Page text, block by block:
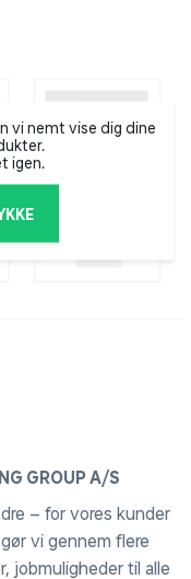
vi nemt vise dig dine
igen.
GROUP A/S
– for vores kunder
vi gennem flere
jobmuligheder til alle